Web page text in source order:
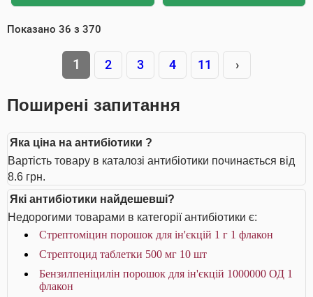
Показано 36 з 370
1 2 3 4 11 ›
Поширені запитання
Яка ціна на антибіотики ?
Вартість товару в каталозі антибіотики починається від
8.6 грн.
Які антибіотики найдешевші?
Недорогими товарами в категорії антибіотики є:
Стрептоміцин порошок для ін'єкцій 1 г 1 флакон
Стрептоцид таблетки 500 мг 10 шт
Бензилпеніцилін порошок для ін'єкцій 1000000 ОД 1
флакон